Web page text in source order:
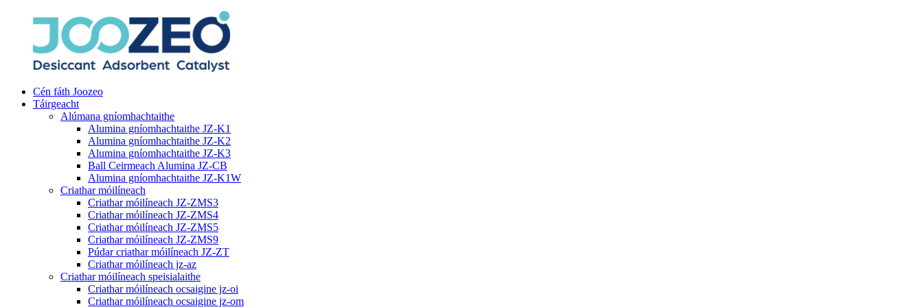
Cén fáth Joozeo
Táirgeacht
Alúmana gníomhachtaithe
Alumina gníomhachtaithe JZ-K1
Alumina gníomhachtaithe JZ-K2
Alumina gníomhachtaithe JZ-K3
Ball Ceirmeach Alumina JZ-CB
Alumina gníomhachtaithe JZ-K1W
Criathar móilíneach
Criathar móilíneach JZ-ZMS3
Criathar móilíneach JZ-ZMS4
Criathar móilíneach JZ-ZMS5
Criathar móilíneach JZ-ZMS9
Púdar criathar móilíneach JZ-ZT
Criathar móilíneach jz-az
Criathar móilíneach speisialaithe
Criathar móilíneach ocsaigine jz-oi
Criathar móilíneach ocsaigine jz-om